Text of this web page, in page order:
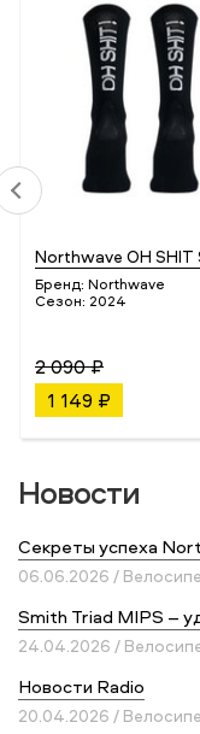
Northwave OH SHIT
Бренд: Northwave
Сезон: 2024
2 090 ₽
1 149 ₽
Новости
Секреты успеха
06.06.2026 /
Smith Triad MIPS –
24.04.2026 /
Новости Radio
20.04.2026 /